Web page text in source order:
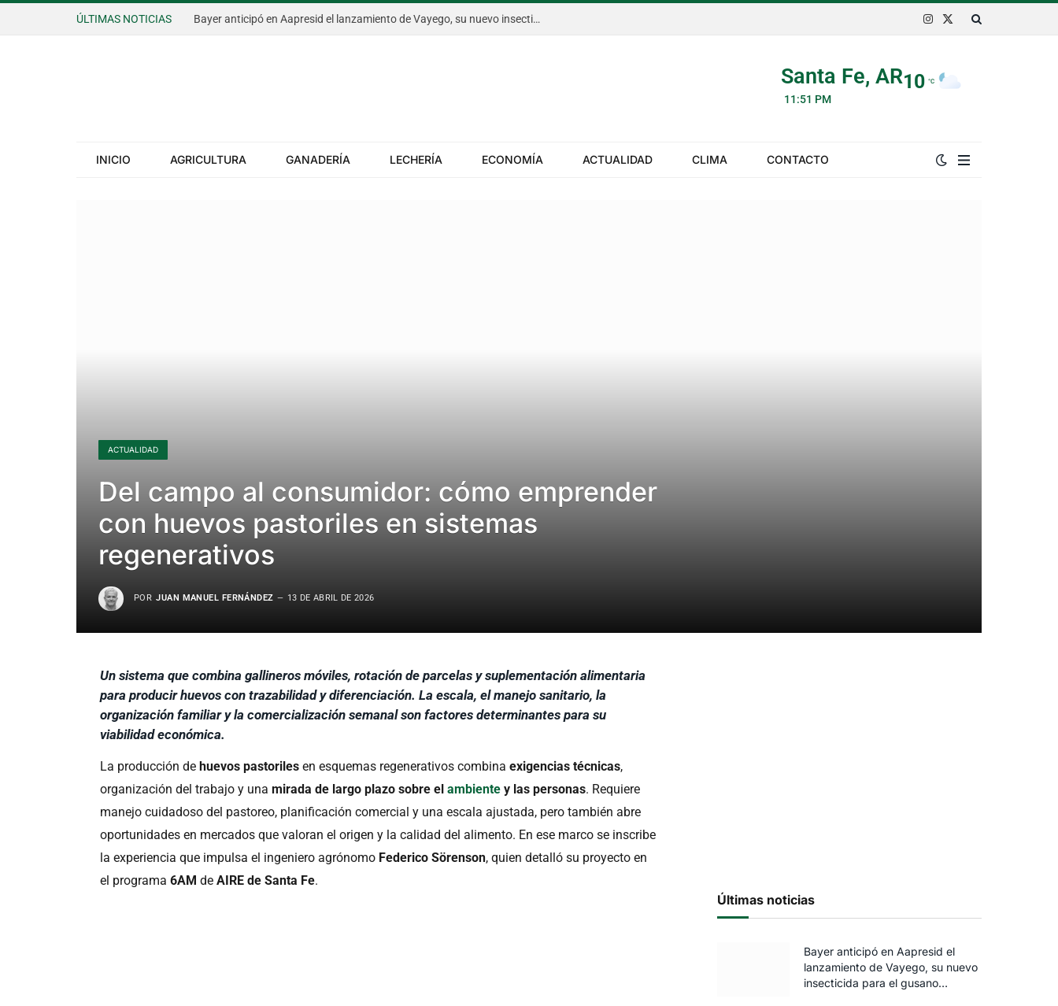
ÚLTIMAS NOTICIAS Bayer anticipó en Aapresid el lanzamiento de Vayego, su nuevo insecticida para el gusano cogollero del maíz
Instagram
X
Santa Fe, AR
11:51 PM
10 °C
INICIO AGRICULTURA GANADERÍA LECHERÍA ECONOMÍA ACTUALIDAD CLIMA CONTACTO
ACTUALIDAD
Del campo al consumidor: cómo emprender
con huevos pastoriles en sistemas
regenerativos
POR JUAN MANUEL FERNÁNDEZ 13 DE ABRIL DE 2026
Un sistema que combina gallineros móviles, rotación de parcelas y suplementación alimentaria
para producir huevos con trazabilidad y diferenciación. La escala, el manejo sanitario, la
organización familiar y la comercialización semanal son factores determinantes para su
viabilidad económica.
La producción dehuevos pastoriles en esquemas regenerativos combinaexigencias técnicas,
organización del trabajo y unamirada de largo plazo sobre elambiente y las personas. Requiere
manejo cuidadoso del pastoreo, planificación comercial y una escala ajustada, pero también abre
oportunidades en mercados que valoran el origen y la calidad del alimento. En ese marco se inscribe
la experiencia que impulsa el ingeniero agrónomo Federico Sörenson, quien detalló su proyecto en
el programa6AM deAIRE de Santa Fe.
Últimas noticias
Bayer anticipó en Aapresid el
lanzamiento de Vayego, su nuevo
insecticida para el gusano